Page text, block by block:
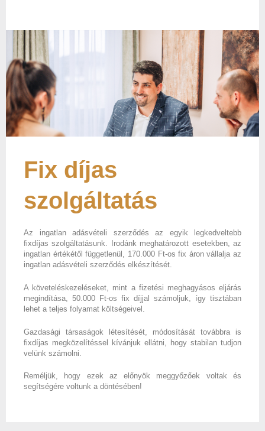
Fix díjas
szolgáltatás
Az ingatlan adásvételi szerződés az egyik legkedveltebb
fixdíjas szolgáltatásunk. Irodánk meghatározott esetekben, az
ingatlan értékétől függetlenül, 170.000 Ft-os fix áron vállalja az
ingatlan adásvételi szerződés elkészítését.
A követeléskezeléseket, mint a fizetési meghagyásos eljárás
megindítása, 50.000 Ft-os fix díjjal számoljuk, így tisztában
lehet a teljes folyamat költségeivel.
Gazdasági társaságok létesítését, módosítását továbbra is
fixdíjas megközelítéssel kívánjuk ellátni, hogy stabilan tudjon
velünk számolni.
Reméljük, hogy ezek az előnyök meggyőzőek voltak és
segítségére voltunk a döntésében!